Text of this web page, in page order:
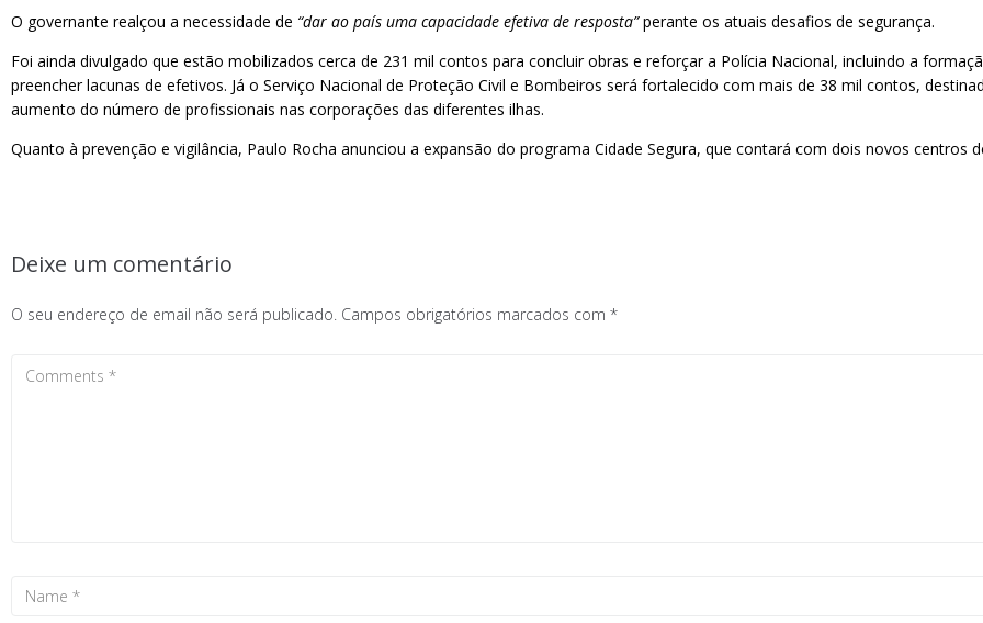
O governante realçou a necessidade de “dar ao país uma capacidade efetiva de resposta”perante os atuais desafios de segurança.
Foi ainda divulgado que estão mobilizados cerca de 231 mil contos para concluir obras e reforçar a Polícia Nacional, incluindo a
preencher lacunas de efetivos. Já o Serviço Nacional de Proteção Civil e Bombeiros será fortalecido com mais de 38 mil contos,
aumento do número de profissionais nas corporações das diferentes ilhas.
Quanto à prevenção e vigilância, Paulo Rocha anunciou a expansão do programa Cidade Segura, que contará com dois novos
Deixe um comentário
O seu endereço de email não será publicado. Campos obrigatórios marcados com *